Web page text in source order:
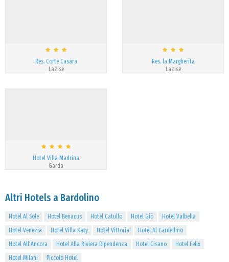
Res. Corte Casara
Lazise
Res. la Margherita
Lazise
Hotel Villa Madrina
Garda
Altri Hotels a Bardolino
Hotel Al Sole Hotel Benacus Hotel Catullo Hotel Giò
Hotel Valbella
Hotel Venezia
Hotel Villa Katy Hotel Vittoria
Hotel Al Cardellino
Hotel All'Ancora
Hotel Alla Riviera Dipendenza Hotel Cisano
Hotel Felix
Hotel Milani
Piccolo Hotel